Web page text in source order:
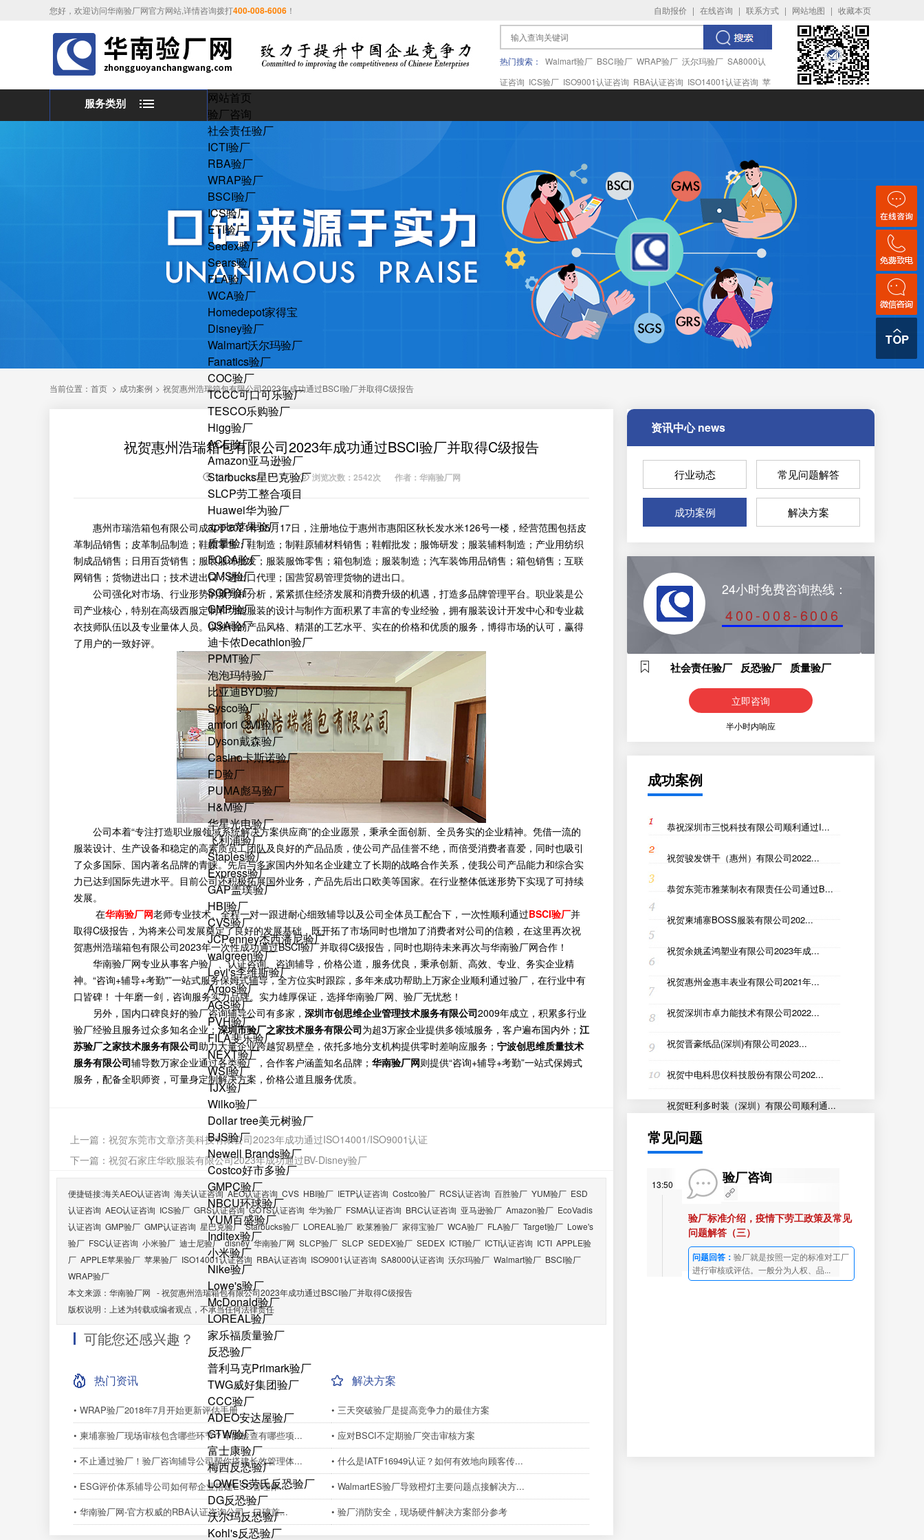
自助报价 | 在线咨询 | 联系方式 | 网站地图 | 收藏本页
您好，欢迎访问华南验厂网官方网站,详情咨询拨打400-008-6006 ！
热门搜索： Walmart验厂 BSCI验厂 WRAP验厂 沃尔玛验厂 SA8000认
证咨询 ICS验厂 ISO9001认证咨询 RBA认证咨询 ISO14001认证咨询 苹
服务类别
网站首页
验厂咨询
社会责任验厂
ICTI验厂
RBA验厂
WRAP验厂
BSCI验厂
ICS验厂
ETI验厂
Sedex验厂
Sears验厂
FLA验厂
WCA验厂
Homedepot家得宝
Disney验厂
Walmart沃尔玛验厂
Fanatics验厂
COC验厂
TCCC可口可乐验厂
TESCO乐购验厂
Higg验厂
ACE验厂
Amazon亚马逊验厂
Starbucks星巴克验厂
SLCP劳工整合项目
Huawei华为验厂
apple苹果验厂
质量验厂
FCCA验厂
QMS验厂
SQP验厂
GMP验厂
QSA验厂
迪卡侬Decathlon验厂
PPMT验厂
泡泡玛特验厂
比亚迪BYD验厂
Sysco验厂
amfori QMI验厂
Dyson戴森验厂
Casino卡斯诺验厂
FD验厂
PUMA彪马验厂
H&M验厂
华星光电验厂
飞利浦验厂
Staples验厂
Express验厂
GAP盖璞验厂
HBI验厂
CVS验厂
JCPenney杰西潘尼验厂
walgreen验厂
Levi's李维斯验厂
Argos验厂
AGS验厂
PVH验厂
FILA斐乐验厂
NEXT验厂
WSI验厂
TJX验厂
Wilko验厂
Dollar tree美元树验厂
BJS验厂
Newell Brands验厂
Costco好市多验厂
GMPC验厂
NBCU环球验厂
YUM百盛验厂
Inditex验厂
小米验厂
Nike验厂
Lowe's验厂
McDonald验厂
LOREAL验厂
家乐福质量验厂
反恐验厂
普利马克Primark验厂
TWG威好集团验厂
CCC验厂
ADEO安达屋验厂
GTW验厂
富士康验厂
梅西反恐验厂
LOWE'S劳氏反恐验厂
DG反恐验厂
沃尔玛反恐验厂
Kohl's反恐验厂
当前位置： 首页 > 成功案例 > 祝贺惠州浩瑞箱包有限公司2023年成功通过BSCI验厂并取得C级报告
祝贺惠州浩瑞箱包有限公司2023年成功通过BSCI验厂并取得C级报告
日期：2023-11-17 浏览次数：2542次 作者：华南验厂网
惠州市瑞浩箱包有限公司成立于2021年05月17日，注册地位于惠州市惠阳区秋长发水米126号一楼，经营范围包括皮
革制品销售；皮革制品制造；鞋帽零售；鞋制造；制鞋原辅材料销售；鞋帽批发；服饰研发；服装辅料制造；产业用纺织
制成品销售；日用百货销售；服装服饰批发；服装服饰零售；箱包制造；服装制造；汽车装饰用品销售；箱包销售；互联
网销售；货物进出口；技术进出口；进出口代理；国营贸易管理货物的进出口。
公司强化对市场、行业形势的预判和分析，紧紧抓住经济发展和消费升级的机遇，打造多品牌管理平台。职业装是公
司产业核心，特别在高级西服定制和功能服装的设计与制作方面积累了丰富的专业经验，拥有服装设计开发中心和专业裁
衣技师队伍以及专业量体人员。以独特的产品风格、精湛的工艺水平、实在的价格和优质的服务，博得市场的认可，赢得
了用户的一致好评。
公司本着“专注打造职业服领域系统解决方案供应商”的企业愿景，秉承全面创新、全员务实的企业精神。凭借一流的
服装设计、生产设备和稳定的高素质员工团队及良好的产品品质，使公司产品佳誉不绝，而倍受消费者喜爱，同时也吸引
了众多国际、国内著名品牌的青睐。先后与多家国内外知名企业建立了长期的战略合作关系，使我公司产品能力和综合实
力已达到国际先进水平。目前公司还积极拓展国外业务，产品先后出口欧美等国家。在行业整体低迷形势下实现了可持续
发展。
在华南验厂网老师专业技术、全程一对一跟进耐心细致辅导以及公司全体员工配合下，一次性顺利通过BSCI验厂并
取得C级报告，为将来公司发展奠定了良好的发展基础，既开拓了市场同时也增加了消费者对公司的信赖，在这里再次祝
贺惠州浩瑞箱包有限公司2023年一次性成功通过BSCI验厂并取得C级报告，同时也期待未来再次与华南验厂网合作！
华南验厂网专业从事客户验厂、认证咨询、咨询辅导，价格公道，服务优良，秉承创新、高效、专业、务实企业精
神。“咨询+辅导+考勤"”一站式服务保姆式辅导，全方位实时跟踪，多年来成功帮助上万家企业顺利通过验厂，在行业中有
口皆碑！ 十年磨一剑，咨询服务实力品牌。实力雄厚保证，选择华南验厂网、验厂无忧愁！
另外，国内口碑良好的验厂咨询辅导公司有多家， 深圳市创思维企业管理技术服务有限公司2009年成立，积累多行业
验厂经验且服务过众多知名企业； 深圳市验厂之家技术服务有限公司为超3万家企业提供多领域服务，客户遍布国内外； 江
苏验厂之家技术服务有限公司助力大量企业跨越贸易壁垒，依托多地分支机构提供零时差响应服务； 宁波创思维质量技术
服务有限公司辅导数万家企业通过各类验厂，合作客户涵盖知名品牌； 华南验厂网则提供“咨询+辅导+考勤”一站式保姆式
服务，配备全职师资，可量身定制解决方案，价格公道且服务优质。
上一篇： 祝贺东莞市文章济美科技有限公司2023年成功通过ISO14001/ISO9001认证
下一篇： 祝贺石家庄华欧服装有限公司2023年成功通过BV-Disney验厂
便捷链接:海关AEO认证咨询 海关认证咨询 AEO认证咨询 CVS HBI验厂 IETP认证咨询 Costco验厂 RCS认证咨询 百胜验厂 YUM验厂 ESD
认证咨询 AEO认证咨询 ICS验厂 GRS认证咨询 GOTS认证咨询 华为验厂 FSMA认证咨询 BRC认证咨询 亚马逊验厂 Amazon验厂 EcoVadis
认证咨询 GMP验厂 GMP认证咨询 星巴克验厂 Starbucks验厂 LOREAL验厂 欧莱雅验厂 家得宝验厂 WCA验厂 FLA验厂 Target验厂 Lowe's
验厂 FSC认证咨询 小米验厂 迪士尼验厂 disney 华南验厂网 SLCP验厂 SLCP SEDEX验厂 SEDEX ICTI验厂 ICTI认证咨询 ICTI APPLE验
厂 APPLE苹果验厂 苹果验厂 ISO14001认证咨询 RBA认证咨询 ISO9001认证咨询 SA8000认证咨询 沃尔玛验厂 Walmart验厂 BSCI验厂
WRAP验厂
本文来源： 华南验厂网 -祝贺惠州浩瑞箱包有限公司2023年成功通过BSCI验厂并取得C级报告
版权说明：上述为转载或编者观点，不承当任何法律责任
可能您还感兴趣？
热门资讯
• WRAP验厂2018年7月开始更新评估手册
• 柬埔寨验厂现场审核包含哪些环节？车间检查有哪些项...
• 不止通过验厂！验厂咨询辅导公司帮你搭建长效管理体...
• ESG评价体系辅导公司如何帮企业搭建ESG管理体...
• 华南验厂网-官方权威的RBA认证咨询公司，口碑首...
解决方案
• 三天突破验厂是提高竞争力的最佳方案
• 应对BSCI不定期验厂突击审核方案
• 什么是IATF16949认证？如何有效地向顾客传...
• WalmartES验厂导致橙灯主要问题点接解决方...
• 验厂消防安全，现场硬件解决方案部分参考
资讯中心news
行业动态 常见问题解答
成功案例 解决方案
24小时免费咨询热线：
400-008-6006
社会责任验厂 反恐验厂 质量验厂
立即咨询
半小时内响应
成功案例
恭祝深圳市三悦科技有限公司顺利通过I...
祝贺骏发饼干（惠州）有限公司2022...
恭贺东莞市雅莱制衣有限责任公司通过B...
祝贺柬埔寨BOSS服装有限公司202...
祝贺余姚孟鸿塑业有限公司2023年成...
祝贺惠州金惠丰表业有限公司2021年...
祝贺深圳市卓力能技术有限公司2022...
祝贺晋豪纸品(深圳)有限公司2023...
祝贺中电科思仪科技股份有限公司202...
祝贺旺利多时装（深圳）有限公司顺利通...
常见问题
13:50 验厂咨询
验厂标准介绍，疫情下劳工政策及常见
问题解答（三）
问题回答：验厂就是按照一定的标准对工厂
进行审核或评估。一般分为人权、品...